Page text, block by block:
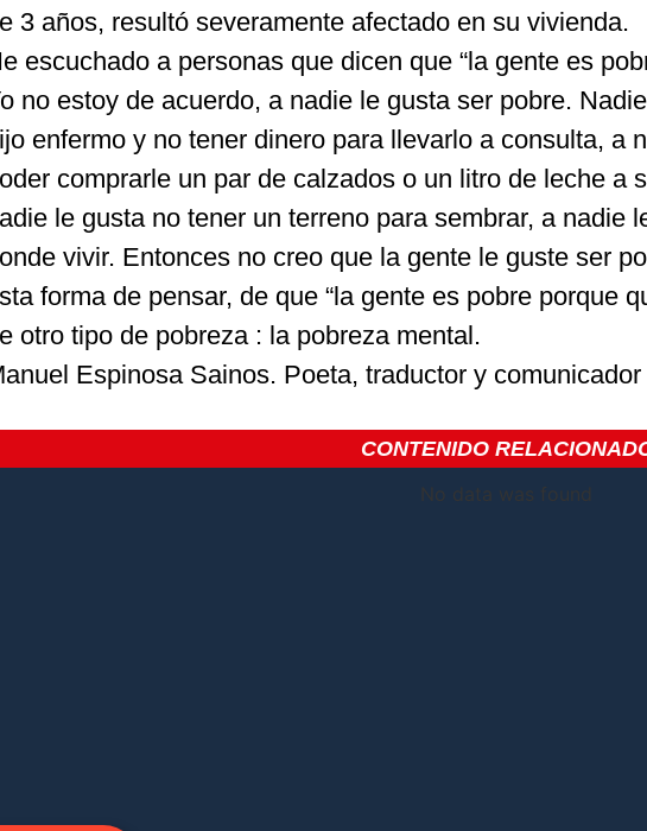
3 años, resultó severamente afectado en su vivienda.
escuchado a personas que dicen que “la gente es
no estoy de acuerdo, a nadie le gusta ser pobre.
enfermo y no tener dinero para llevarlo a consulta, a
comprarle un par de calzados o un litro de leche a
le gusta no tener un terreno para sembrar, a nadie
vivir. Entonces no creo que la gente le guste ser
forma de pensar, de que “la gente es pobre porque
otro tipo de pobreza : la pobreza mental.
Espinosa Sainos. Poeta, traductor y
CONTENIDO
No data was found